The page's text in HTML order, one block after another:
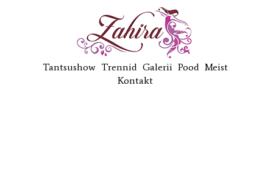
Tantsushow Trennid Galerii Pood Meist
Kontakt